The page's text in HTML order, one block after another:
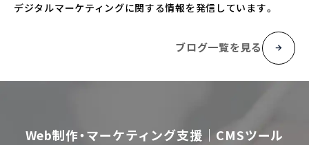
デジタルマーケティングに関する情報を発信しています。
ブログ一覧を見る
Web制作・マーケティング支援｜CMSツール